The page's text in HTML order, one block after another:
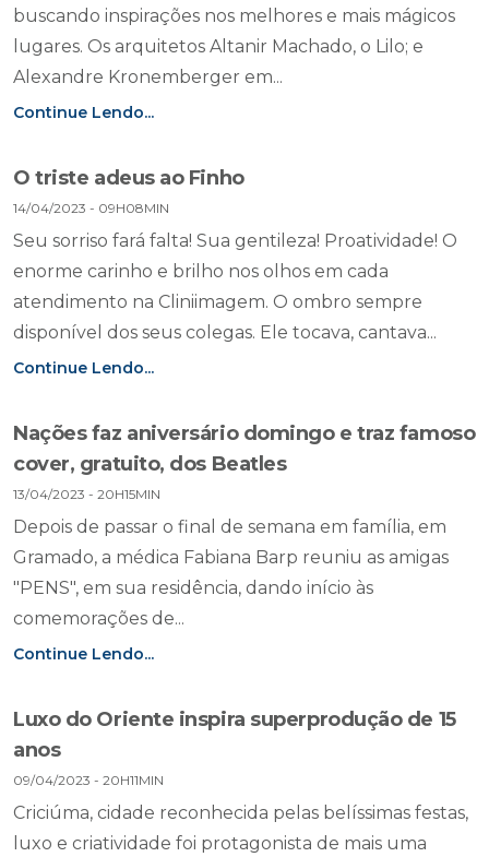
buscando inspirações nos melhores e mais mágicos
lugares. Os arquitetos Altanir Machado, o Lilo; e
Alexandre Kronemberger em...
Continue Lendo...
O triste adeus ao Finho
14/04/2023 - 09H08MIN
Seu sorriso fará falta! Sua gentileza! Proatividade! O
enorme carinho e brilho nos olhos em cada
atendimento na Cliniimagem. O ombro sempre
disponível dos seus colegas. Ele tocava, cantava...
Continue Lendo...
Nações faz aniversário domingo e traz famoso
cover, gratuito, dos Beatles
13/04/2023 - 20H15MIN
Depois de passar o final de semana em família, em
Gramado, a médica Fabiana Barp reuniu as amigas
"PENS", em sua residência, dando início às
comemorações de...
Continue Lendo...
Luxo do Oriente inspira superprodução de 15
anos
09/04/2023 - 20H11MIN
Criciúma, cidade reconhecida pelas belíssimas festas,
luxo e criatividade foi protagonista de mais uma